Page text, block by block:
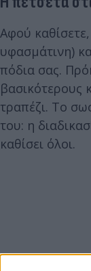
Αφού
υφασμάτινη)
πόδια σας.
βασικότερους
τραπέζι. Το
του: η
καθίσει όλοι.